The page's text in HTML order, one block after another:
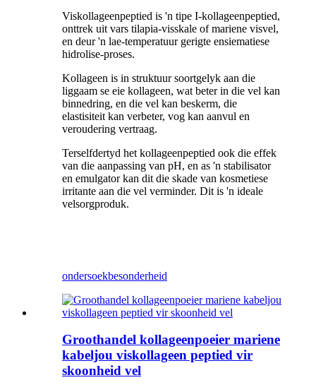
Viskollageenpeptied is 'n tipe I-kollageenpeptied,
onttrek uit vars tilapia-visskale of mariene visvel,
en deur 'n lae-temperatuur gerigte ensiematiese
hidrolise-proses.
Kollageen is in struktuur soortgelyk aan die
liggaam se eie kollageen, wat beter in die vel kan
binnedring, en die vel kan beskerm, die
elastisiteit kan verbeter, vog kan aanvul en
veroudering vertraag.
Terselfdertyd het kollageenpeptied ook die effek
van die aanpassing van pH, en as 'n stabilisator
en emulgator kan dit die skade van kosmetiese
irritante aan die vel verminder. Dit is 'n ideale
velsorgproduk.
ondersoekbesonderheid
Groothandel kollageenpoeier mariene
kabeljou viskollageen peptied vir
skoonheid vel